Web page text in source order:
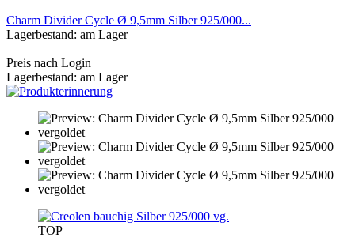
Charm Divider Cycle Ø 9,5mm Silber 925/000...
Lagerbestand: am Lager
Preis nach Login
Lagerbestand: am Lager
TOP